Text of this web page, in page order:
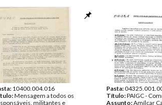
portuguesa e construir, na
na dignidade e no contexto
uma pátria livre,
e progressista.
entre colonialismo
e colonos portugueses.
se forem homens
nada têm a temer. Apelo
posição de neutralidade, por parte
colonos portugueses, em relação
de libertação.
Outubro de 1960
Arquivo Mário Pinto de
10400.004.016
Mensagem a todos os
militantes e
Pasta:
Título:PAIGC -
Assunto:Amílcar